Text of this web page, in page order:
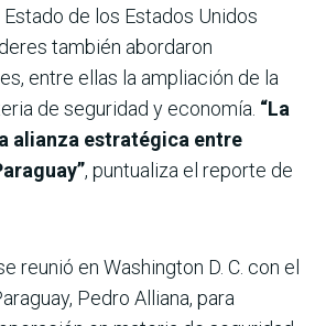
de los Estados Unidos
también abordaron
entre ellas la ampliación de la
de seguridad y economía. “La
alianza estratégica entre
, puntualiza el reporte de
reunió en Washington D. C. con el
Pedro Alliana, para